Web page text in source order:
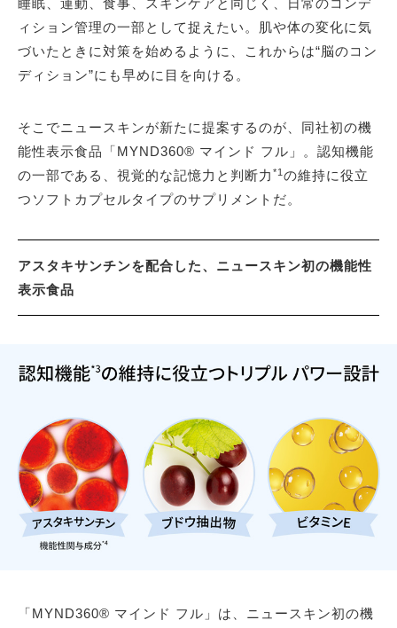
睡眠、運動、食事、スキンケアと同じく、日常のコンデ
ィション管理の一部として捉えたい。肌や体の変化に気
づいたときに対策を始めるように、これからは“脳のコン
ディション”にも早めに目を向ける。
そこでニュースキンが新たに提案するのが、同社初の機
能性表示食品「MYND360® マインド フル」。認知機能
の一部である、視覚的な記憶力と判断力 *1 の維持に役立
つソフトカプセルタイプのサプリメントだ。
アスタキサンチンを配合した、ニュースキン初の機能性
表示食品
「MYND360® マインド フル」は、ニュースキン初の機